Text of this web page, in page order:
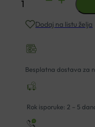
HEMO-
30ML
količina
Dodaj na listu želja
Besplatna dostava za
Rok isporuke: 2 – 5